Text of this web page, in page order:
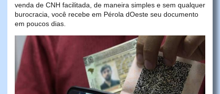
venda de CNH facilitada, de maneira simples e sem qualquer
burocracia, você recebe em Pérola dOeste seu documento
em poucos dias.